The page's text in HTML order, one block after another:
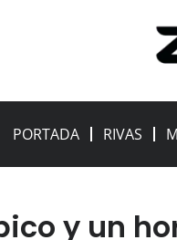
PORTADA RIVAS
y un